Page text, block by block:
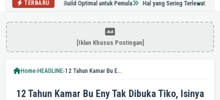
TERBARU
Grinding & Build Optimal untuk Pemula Hal yang Sering Terlewat Saat Renovasi
[Iklan Khusus Postingan]
Home›HEADLINE› 12 Tahun Kamar Bu Eny Tak Dibuka Tiko, Isinya Barang Berharga Tak Ternilai Harganya
12 Tahun Kamar Bu Eny Tak Dibuka Tiko, Isinya